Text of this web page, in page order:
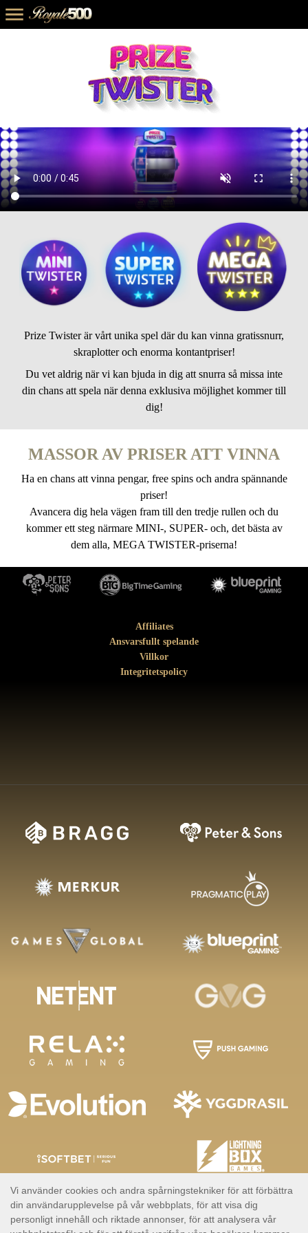
Prize Twister är vårt unika spel där du kan vinna gratissnurr,
skraplotter och enorma kontantpriser!
Du vet aldrig när vi kan bjuda in dig att snurra så missa inte
din chans att spela när denna exklusiva möjlighet kommer till
dig!
MASSOR AV PRISER ATT VINNA
Ha en chans att vinna pengar, free spins och andra spännande
priser!
Avancera dig hela vägen fram till den tredje rullen och du
kommer ett steg närmare MINI-, SUPER- och, det bästa av
dem alla, MEGA TWISTER-priserna!
Affiliates
Ansvarsfullt spelande
Villkor
Integritetspolicy